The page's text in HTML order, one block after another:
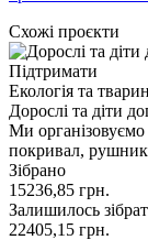
Схожі проєкти
Підтримати
Екологія та
Дорослі та діти
Ми
покривал,
Зібрано
15236,85 грн.
Залишилось
22405,15 грн.